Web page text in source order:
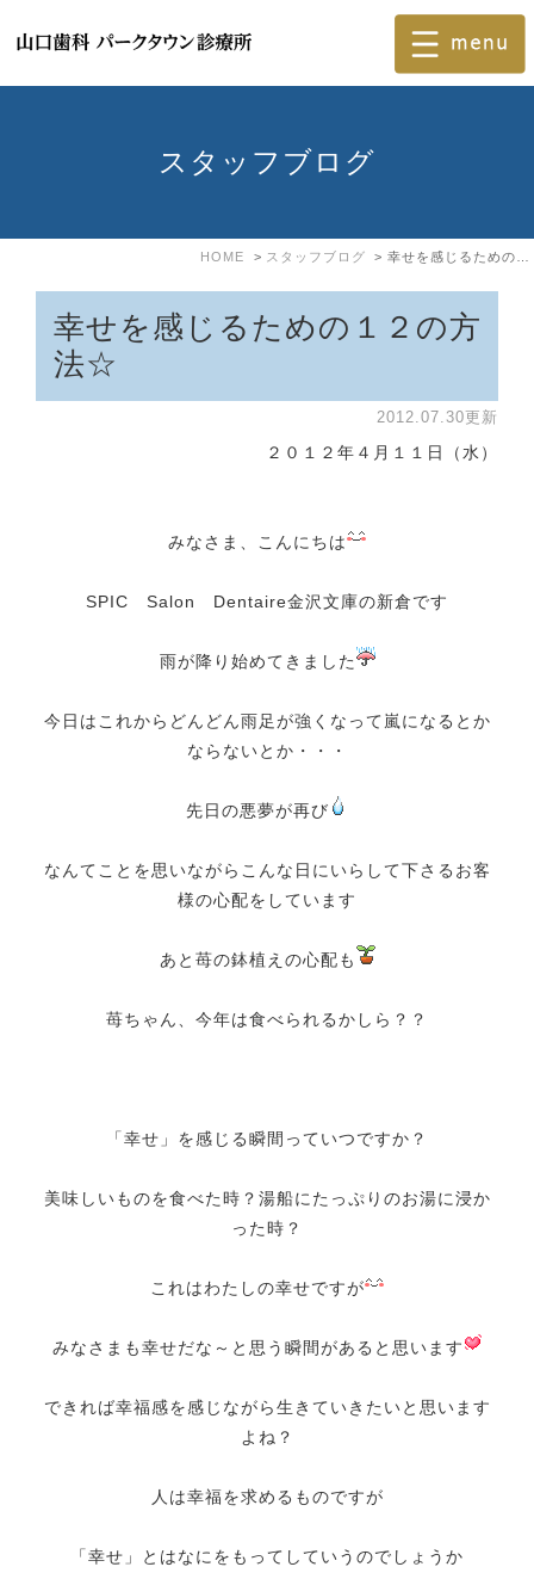
スタッフブログ
HOME スタッフブログ
幸せを感じるための１２の方
法☆
2012.07.30更新
２０１２年４月１１日（水）
みなさま、こんにちは
SPIC Salon Dentaire金沢文庫の新倉です
雨が降り始めてきました
今日はこれからどんどん雨足が強くなって嵐になるとか
ならないとか・・・
先日の悪夢が再び
なんてことを思いながらこんな日にいらして下さるお客
様の心配をしています
あと苺の鉢植えの心配も
苺ちゃん、今年は食べられるかしら？？
「幸せ」を感じる瞬間っていつですか？
美味しいものを食べた時？湯船にたっぷりのお湯に浸か
った時？
これはわたしの幸せですが
みなさまも幸せだな～と思う瞬間があると思います
できれば幸福感を感じながら生きていきたいと思います
よね？
人は幸福を求めるものですが
「幸せ」とはなにをもってしていうのでしょうか